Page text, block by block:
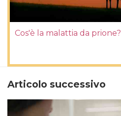
Cos'è la malattia da prione?
Articolo successivo